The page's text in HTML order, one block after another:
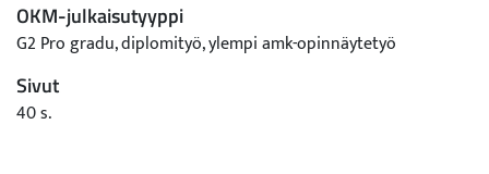
OKM-julkaisutyyppi
G2 Pro gradu, diplomityö, ylempi amk-opinnäytetyö
Sivut
40 s.